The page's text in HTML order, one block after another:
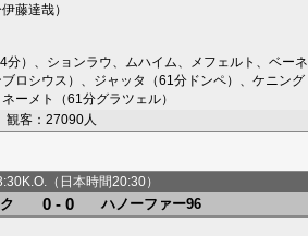
伊藤達哉）
分）、 ションラウ ムハイム メフェルト
ベーネ
ロシウス ）、 ジャッタ （61分 ドンペ）、 ケニング
ネーメト （61分グラツェル）
観客：27090人
（日本時間20:30）
0 - 0 ハノーファー96